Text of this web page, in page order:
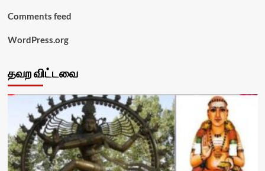
Comments feed
WordPress.org
தவற விட்டவை